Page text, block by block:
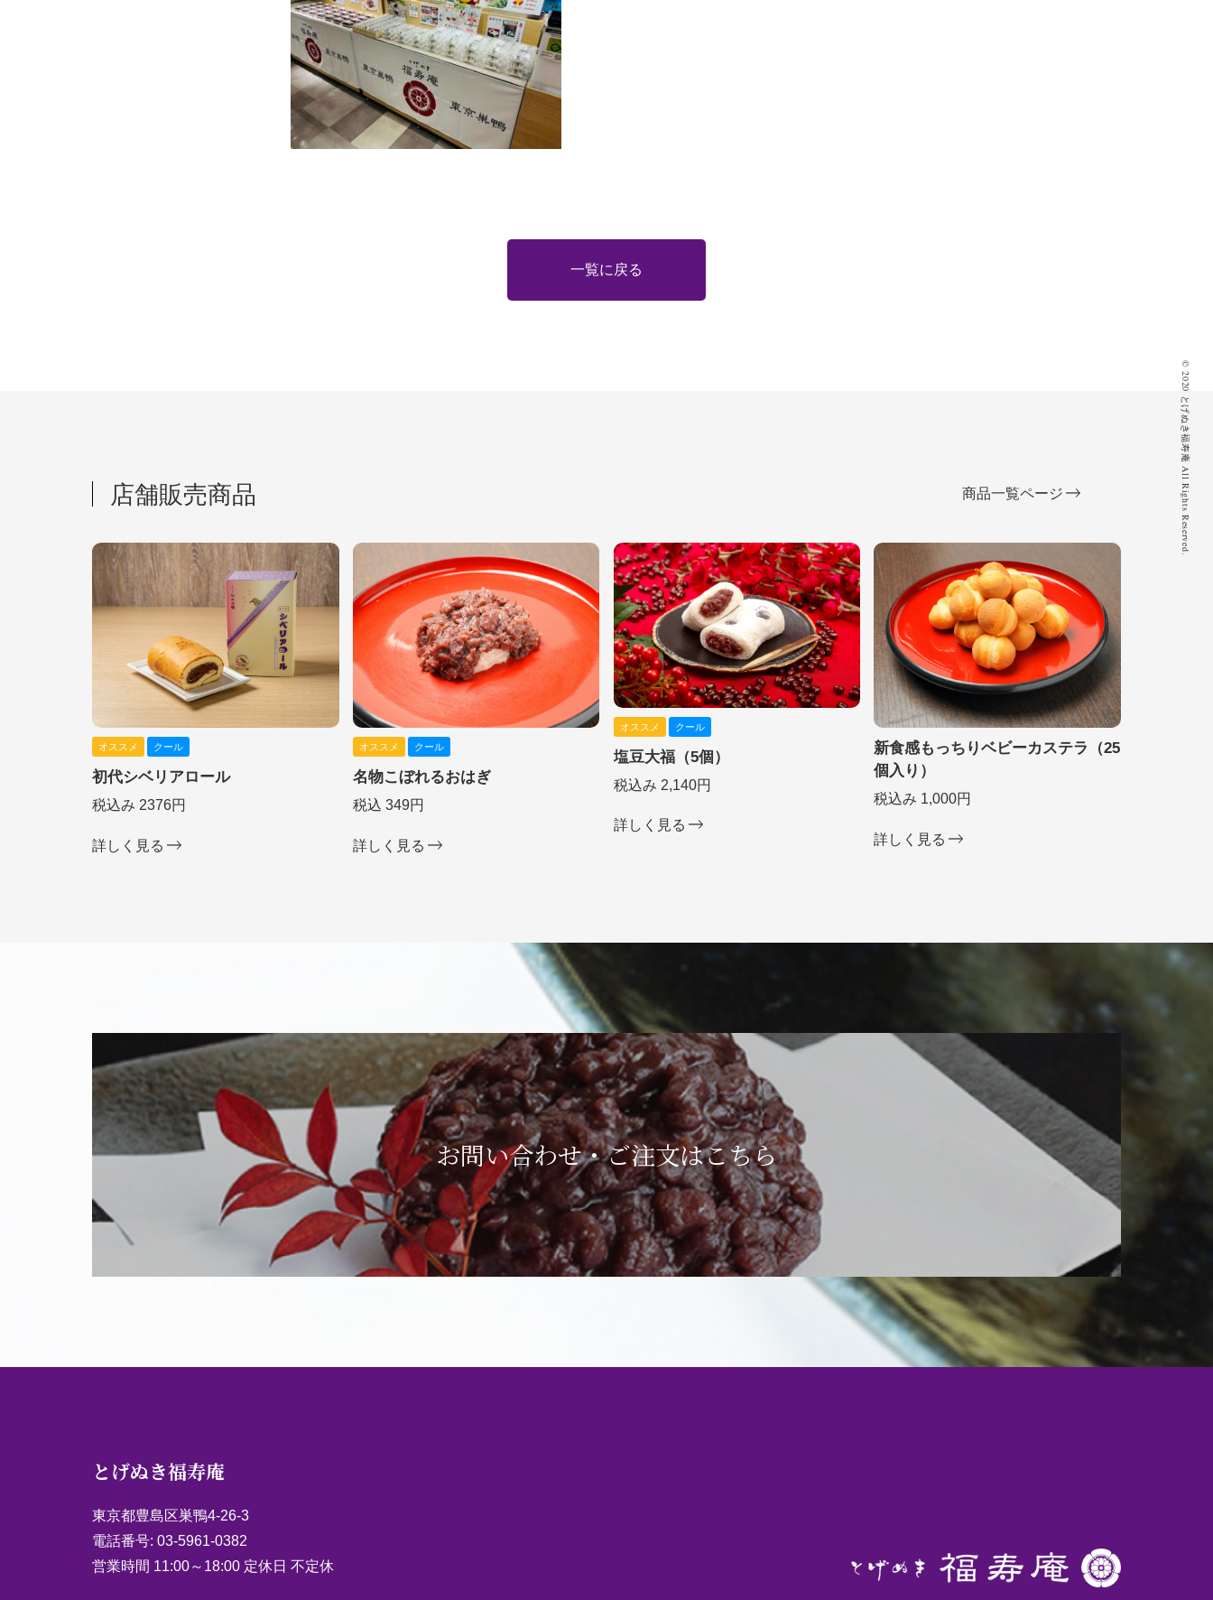
© 2020 とげぬき福寿庵 All Rights Reserved.
一覧に戻る
店舗販売商品
オススメ クール
初代シベリアロール
税込み 2376円
詳しく見る
オススメ クール
名物こぼれるおはぎ
税込 349円
詳しく見る
オススメ クール
塩豆大福（5個）
税込み 2,140円
詳しく見る
新食感もっちりベビーカステラ（25
個入り）
税込み 1,000円
詳しく見る
商品一覧ページ
お問い合わせ・ご注文はこちら
とげぬき福寿庵
東京都豊島区巣鴨4-26-3
電話番号: 03-5961-0382
営業時間 11:00～18:00 定休日 不定休